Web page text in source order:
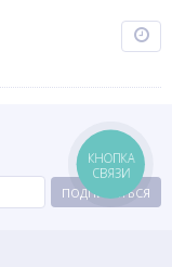
ПОДПИСАТЬСЯ
КНОПКА
СВЯЗИ